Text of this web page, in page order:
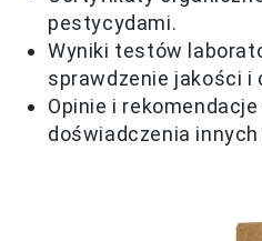
pestycydami.
Wyniki testów
sprawdzenie jakości i
Opinie i
doświadczenia